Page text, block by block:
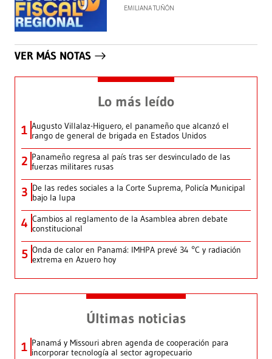
EMILIANA TUÑÓN
VER MÁS NOTAS
Lo más leído
1 Augusto Villalaz-Higuero, el panameño que alcanzó el
rango de general de brigada en Estados Unidos
2 Panameño regresa al país tras ser desvinculado de las
fuerzas militares rusas
3 De las redes sociales a la Corte Suprema, Policía Municipal
bajo la lupa
4 Cambios al reglamento de la Asamblea abren debate
constitucional
5 Onda de calor en Panamá: IMHPA prevé 34 °C y radiación
extrema en Azuero hoy
Últimas noticias
1 Panamá y Missouri abren agenda de cooperación para
incorporar tecnología al sector agropecuario